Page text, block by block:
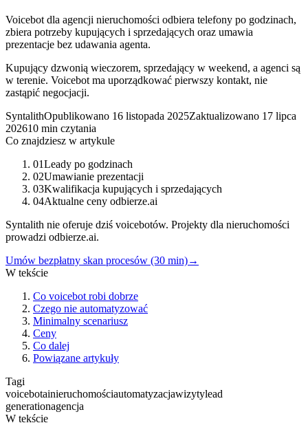
Voicebot dla agencji nieruchomości odbiera telefony po godzinach,
zbiera potrzeby kupujących i sprzedających oraz umawia
prezentacje bez udawania agenta.
Kupujący dzwonią wieczorem, sprzedający w weekend, a agenci są
w terenie. Voicebot ma uporządkować pierwszy kontakt, nie
zastąpić negocjacji.
SyntalithOpublikowano 16 listopada 2025Zaktualizowano 17 lipca
202610 min czytania
Co znajdziesz w artykule
01Leady po godzinach
02Umawianie prezentacji
03Kwalifikacja kupujących i sprzedających
04Aktualne ceny odbierze.ai
Syntalith nie oferuje dziś voicebotów. Projekty dla nieruchomości
prowadzi odbierze.ai.
Umów bezpłatny skan procesów (30 min)→
W tekście
Co voicebot robi dobrze
Czego nie automatyzować
Minimalny scenariusz
Ceny
Co dalej
Powiązane artykuły
Tagi
voicebotainieruchomościautomatyzacjawizytylead
generationagencja
W tekście